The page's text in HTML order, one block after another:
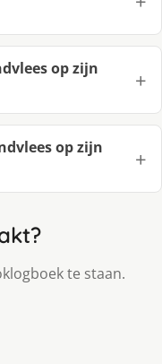
op zijn
op zijn
te staan.